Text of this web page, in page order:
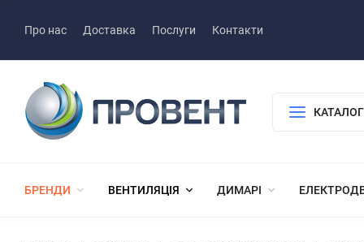
Про нас Доставка Послуги Контакти
БРЕНДИ ВЕНТИЛЯЦІЯ ДИМАРІ